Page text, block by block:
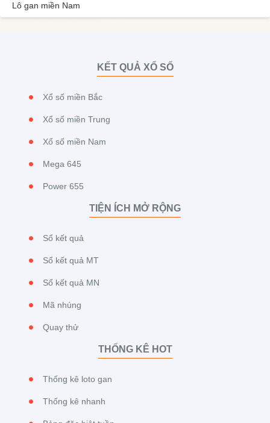
Lô gan miền Nam
KẾT QUẢ XỔ SỐ
Xổ số miền Bắc
Xổ số miền Trung
Xổ số miền Nam
Mega 645
Power 655
TIỆN ÍCH MỞ RỘNG
Sổ kết quả
Sổ kết quả MT
Sổ kết quả MN
Mã nhúng
Quay thử
THỐNG KÊ HOT
Thống kê loto gan
Thống kê nhanh